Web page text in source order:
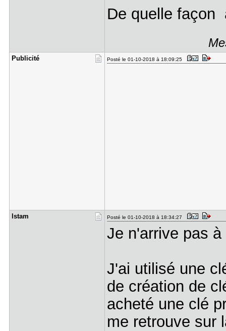
De quelle façon
Publicité Posté le 01-10-2018 à 18:09:25
lstam Posté le 01-10-2018 à 18:34:27
Je n'arrive pas
J'ai utilisé une
de création de
acheté une clé
me retrouve sur